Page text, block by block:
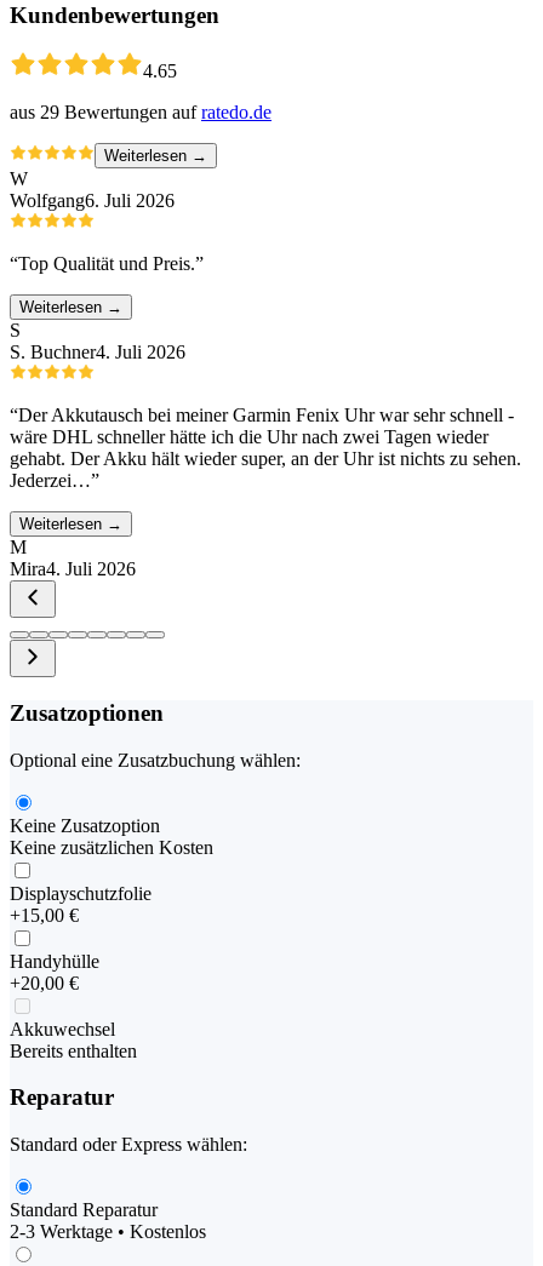
Kundenbewertungen
4.65
aus 29 Bewertungen auf ratedo.de
Weiterlesen →
W
Wolfgang6. Juli 2026
“Top Qualität und Preis.”
Weiterlesen →
S
S. Buchner4. Juli 2026
“Der Akkutausch bei meiner Garmin Fenix Uhr war sehr schnell -
wäre DHL schneller hätte ich die Uhr nach zwei Tagen wieder
gehabt. Der Akku hält wieder super, an der Uhr ist nichts zu sehen.
Jederzei…”
Weiterlesen →
M
Mira4. Juli 2026
Zusatzoptionen
Optional eine Zusatzbuchung wählen:
Keine Zusatzoption
Keine zusätzlichen Kosten
Displayschutzfolie
+15,00 €
Handyhülle
+20,00 €
Akkuwechsel
Bereits enthalten
Reparatur
Standard oder Express wählen:
Standard Reparatur
2-3 Werktage • Kostenlos